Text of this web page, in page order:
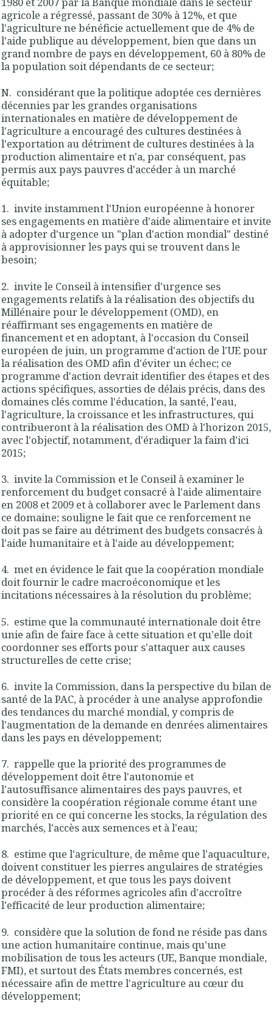
agricole a régressé, passant de 30% à 12%, et que
l'agriculture ne bénéficie actuellement que de 4% de
l'aide publique au développement, bien que dans un
grand nombre de pays en développement, 60 à 80% de
la population soit dépendants de ce secteur;
N. considérant que la politique adoptée ces dernières
décennies par les grandes organisations
internationales en matière de développement de
l'agriculture a encouragé des cultures destinées à
l'exportation au détriment de cultures destinées à la
production alimentaire et n'a, par conséquent, pas
permis aux pays pauvres d'accéder à un marché
équitable;
1. invite instamment l'Union européenne à honorer
ses engagements en matière d'aide alimentaire et invite
à adopter d'urgence un "plan d'action mondial" destiné
à approvisionner les pays qui se trouvent dans le
besoin;
2. invite le Conseil à intensifier d'urgence ses
engagements relatifs à la réalisation des objectifs du
Millénaire pour le développement (OMD), en
réaffirmant ses engagements en matière de
financement et en adoptant, à l'occasion du Conseil
européen de juin, un programme d'action de l'UE pour
la réalisation des OMD afin d'éviter un échec; ce
programme d'action devrait identifier des étapes et des
actions spécifiques, assorties de délais précis, dans des
domaines clés comme l'éducation, la santé, l'eau,
l'agriculture, la croissance et les infrastructures, qui
contribueront à la réalisation des OMD à l'horizon 2015,
avec l'objectif, notamment, d'éradiquer la faim d'ici
2015;
3. invite la Commission et le Conseil à examiner le
renforcement du budget consacré à l'aide alimentaire
en 2008 et 2009 et à collaborer avec le Parlement dans
ce domaine; souligne le fait que ce renforcement ne
doit pas se faire au détriment des budgets consacrés à
l'aide humanitaire et à l'aide au développement;
4. met en évidence le fait que la coopération mondiale
doit fournir le cadre macroéconomique et les
incitations nécessaires à la résolution du problème;
5. estime que la communauté internationale doit être
unie afin de faire face à cette situation et qu'elle doit
coordonner ses efforts pour s'attaquer aux causes
structurelles de cette crise;
6. invite la Commission, dans la perspective du bilan de
santé de la PAC, à procéder à une analyse approfondie
des tendances du marché mondial, y compris de
l'augmentation de la demande en denrées alimentaires
dans les pays en développement;
7. rappelle que la priorité des programmes de
développement doit être l'autonomie et
l'autosuffisance alimentaires des pays pauvres, et
considère la coopération régionale comme étant une
priorité en ce qui concerne les stocks, la régulation des
marchés, l'accès aux semences et à l'eau;
8. estime que l'agriculture, de même que l'aquaculture,
doivent constituer les pierres angulaires de stratégies
de développement, et que tous les pays doivent
procéder à des réformes agricoles afin d'accroître
l'efficacité de leur production alimentaire;
9. considère que la solution de fond ne réside pas dans
une action humanitaire continue, mais qu'une
mobilisation de tous les acteurs (UE, Banque mondiale,
FMI), et surtout des États membres concernés, est
nécessaire afin de mettre l'agriculture au cœur du
développement;